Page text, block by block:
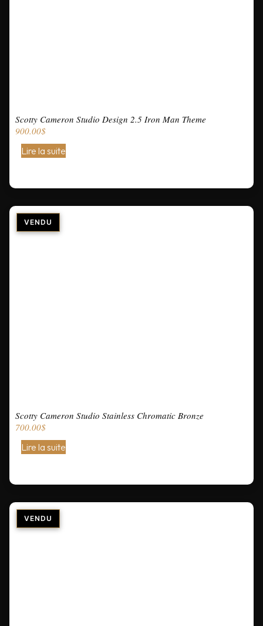
Scotty Cameron Studio Design 2.5 Iron Man Theme
900.00$
Lire la suite
Scotty Cameron Studio Stainless Chromatic Bronze
700.00$
Lire la suite